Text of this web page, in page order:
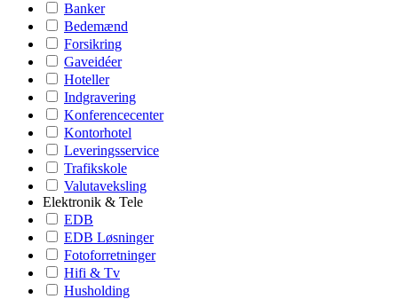
Banker
Bedemænd
Forsikring
Gaveidéer
Hoteller
Indgravering
Konferencecenter
Kontorhotel
Leveringsservice
Trafikskole
Valutaveksling
Elektronik & Tele
EDB
EDB Løsninger
Fotoforretninger
Hifi & Tv
Husholding